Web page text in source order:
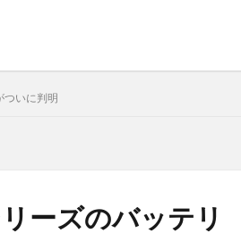
ついに判明
ーズのバッテリ